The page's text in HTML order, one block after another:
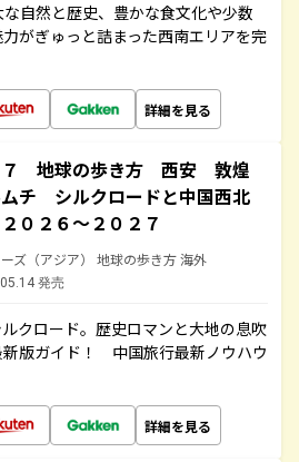
自然と歴史、豊かな食文化や少数
がぎゅっと詰まった西南エリアを完
詳細を見る
７ 地球の歩き方 西安 敦煌
チ シルクロードと中国西北
０２６～２０２７
ズ（アジア） 地球の歩き方 海外
発売
クロード。歴史ロマンと大地の息吹
新版ガイド！ 中国旅行最新ノウハウ
詳細を見る